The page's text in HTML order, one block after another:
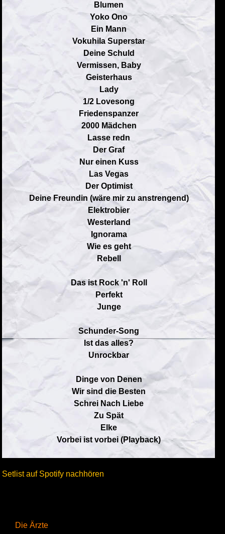
Die Ärzte
Blumen
Yoko Ono
Ein Mann
Vokuhila Superstar
Deine Schuld
Vermissen, Baby
Geisterhaus
Lady
1/2 Lovesong
Friedenspanzer
2000 Mädchen
Lasse redn
Der Graf
Nur einen Kuss
Las Vegas
Der Optimist
Deine Freundin (wäre mir zu anstrengend)
Elektrobier
Westerland
Ignorama
Wie es geht
Rebell
Das ist Rock 'n' Roll
Perfekt
Junge
Schunder-Song
Ist das alles?
Unrockbar
Dinge von Denen
Wir sind die Besten
Schrei Nach Liebe
Zu Spät
Elke
Vorbei ist vorbei (Playback)
Setlist auf Spotify nachhören